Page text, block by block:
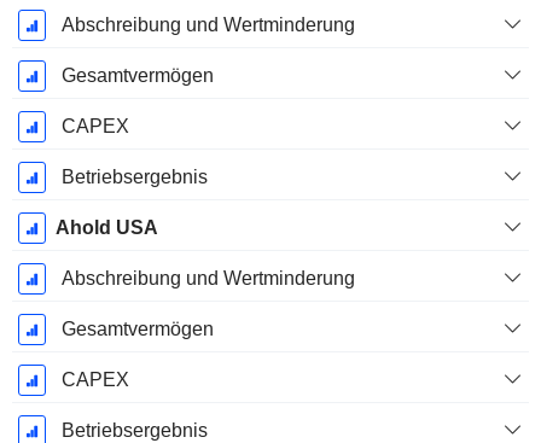
Abschreibung und Wertminderung
Gesamtvermögen
CAPEX
Betriebsergebnis
Ahold USA
Abschreibung und Wertminderung
Gesamtvermögen
CAPEX
Betriebsergebnis